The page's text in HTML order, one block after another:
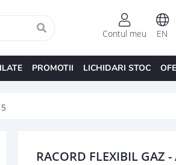
EN
Contul meu
PROMOTII LICHIDARI STOC
RACORD FLEXIBIL GAZ